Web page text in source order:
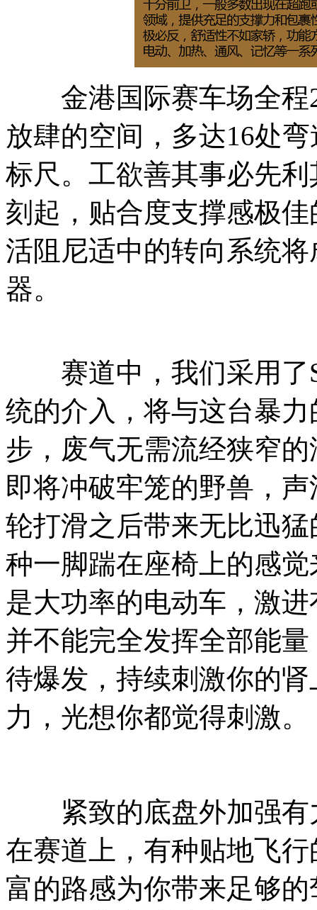
金港国际赛车场全程
放肆的空间，多达16处
标尺。工欲善其事必先
刻起，贴合度支撑感极
活阻尼适中的转向系统
器。
赛道中，我们采用了
统的介入，将与这台暴
步，废气无需流经狭窄
即将冲破牢笼的野兽，
轮打滑之后带来无比迅
种一脚踹在座椅上的感
是大功率的电动车，激
并不能完全发挥全部能
待爆发，持续刺激你的
力，光想你都觉得刺激。
紧致的底盘外加强有
在赛道上，有种贴地飞
富的路感为你带来足够